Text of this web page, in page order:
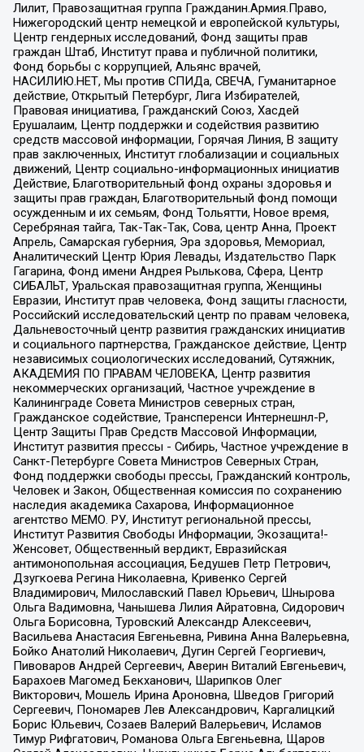
Лилит, Правозащитная группа Гражданин.Армия.Право,
Нижегородский центр немецкой и европейской культуры,
Центр гендерных исследований, Фонд защиты прав
граждан Штаб, Институт права и публичной политики,
Фонд борьбы с коррупцией, Альянс врачей,
НАСИЛИЮ.НЕТ, Мы против СПИДа, СВЕЧА, Гуманитарное
действие, Открытый Петербург, Лига Избирателей,
Правовая инициатива, Гражданский Союз, Хасдей
Ерушалаим, Центр поддержки и содействия развитию
средств массовой информации, Горячая Линия, В защиту
прав заключенных, Институт глобализации и социальных
движений, Центр социально-информационных инициатив
Действие, Благотворительный фонд охраны здоровья и
защиты прав граждан, Благотворительный фонд помощи
осужденным и их семьям, Фонд Тольятти, Новое время,
Серебряная тайга, Так-Так-Так, Сова, центр Анна, Проект
Апрель, Самарская губерния, Эра здоровья, Мемориал,
Аналитический Центр Юрия Левады, Издательство Парк
Гагарина, Фонд имени Андрея Рылькова, Сфера, Центр
СИБАЛЬТ, Уральская правозащитная группа, Женщины
Евразии, Институт прав человека, Фонд защиты гласности,
Российский исследовательский центр по правам человека,
Дальневосточный центр развития гражданских инициатив
и социального партнерства, Гражданское действие, Центр
независимых социологических исследований, Сутяжник,
АКАДЕМИЯ ПО ПРАВАМ ЧЕЛОВЕКА, Центр развития
некоммерческих организаций, Частное учреждение в
Калининграде Совета Министров северных стран,
Гражданское содействие, Трансперенси Интернешнл-Р,
Центр Защиты Прав Средств Массовой Информации,
Институт развития прессы - Сибирь, Частное учреждение в
Санкт-Петербурге Совета Министров Северных Стран,
Фонд поддержки свободы прессы, Гражданский контроль,
Человек и Закон, Общественная комиссия по сохранению
наследия академика Сахарова, Информационное
агентство МЕМО. РУ, Институт региональной прессы,
Институт Развития Свободы Информации, Экозащита!-
Женсовет, Общественный вердикт, Евразийская
антимонопольная ассоциация, Бедушев Петр Петрович,
Дзугкоева Регина Николаевна, Кривенко Сергей
Владимирович, Милославский Павел Юрьевич, Шнырова
Ольга Вадимовна, Чанышева Лилия Айратовна, Сидорович
Ольга Борисовна, Туровский Александр Алексеевич,
Васильева Анастасия Евгеньевна, Ривина Анна Валерьевна,
Бойко Анатолий Николаевич, Дугин Сергей Георгиевич,
Пивоваров Андрей Сергеевич, Аверин Виталий Евгеньевич,
Барахоев Магомед Бекханович, Шарипков Олег
Викторович, Мошель Ирина Ароновна, Шведов Григорий
Сергеевич, Пономарев Лев Александрович, Каргалицкий
Борис Юльевич, Созаев Валерий Валерьевич, Исламов
Тимур Рифгатович, Романова Ольга Евгеньевна, Щаров